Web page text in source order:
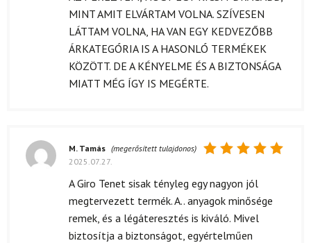
MINT AMIT ELVÁRTAM VOLNA. SZÍVESEN
LÁTTAM VOLNA, HA VAN EGY KEDVEZŐBB
ÁRKATEGÓRIA IS A HASONLÓ TERMÉKEK
KÖZÖTT. DE A KÉNYELME ÉS A BIZTONSÁGA
MIATT MÉG ÍGY IS MEGÉRTE.
5/ 5
M. Tamás (megerősített tulajdonos)
2025.07.27.
A Giro Tenet sisak tényleg egy nagyon jól
megtervezett termék. A.. anyagok minősége
remek, és a légáteresztés is kiváló. Mivel
biztosítja a biztonságot, egyértelműen